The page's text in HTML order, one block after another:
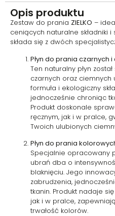
czystość, które trwają
Zestaw zapewnia praniu nie
tylko skuteczne usuwanie
zabrudzeń, ale też przyjemny,
długotrwały aromat. Zarówno w
przypadku tkanin czarnych, jak i
kolorowych, zapach utrzymuje
się na ubraniach, dając
poczucie świeżości i komfortu
przez cały dzień. To praktyczne
połączenie funkcji czyszczącej i
perfumującej – idealne dla tych,
którzy chcą, by pranie było nie
tylko czyste, ale i przyjemne w
odbiorze.
Opis produktu
Zestaw do prania ZIELKO –
ceniących naturalne składniki i
składa się z dwóch
Płyn do prania czarnych
Ten naturalny płyn
czarnych oraz
formuła i ekologiczny
jednocześnie chroniąc
Produkt doskonale
ręcznym, jak i w pralce,
Twoich ulubionych
Płyn do prania
Specjalnie opracowany
ubrań dba o
blaknięciu. Jego
zabrudzenia,
tkanin. Produkt nadaje
jak i w pralce,
trwałość kolorów.